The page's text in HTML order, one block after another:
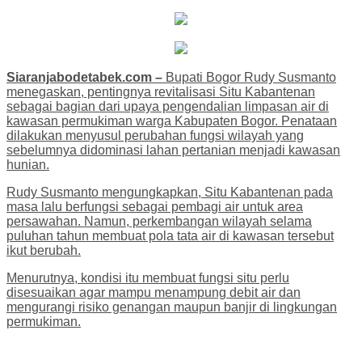
Siaranjabodetabek.com – Bupati Bogor Rudy Susmanto
menegaskan, pentingnya revitalisasi Situ Kabantenan
sebagai bagian dari upaya pengendalian limpasan air di
kawasan permukiman warga Kabupaten Bogor. Penataan
dilakukan menyusul perubahan fungsi wilayah yang
sebelumnya didominasi lahan pertanian menjadi kawasan
hunian.
Rudy Susmanto mengungkapkan, Situ Kabantenan pada
masa lalu berfungsi sebagai pembagi air untuk area
persawahan. Namun, perkembangan wilayah selama
puluhan tahun membuat pola tata air di kawasan tersebut
ikut berubah.
Menurutnya, kondisi itu membuat fungsi situ perlu
disesuaikan agar mampu menampung debit air dan
mengurangi risiko genangan maupun banjir di lingkungan
permukiman.